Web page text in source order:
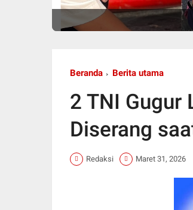
Beranda Berita utama
2 TNI Gugur
Diserang
Redaksi Maret 31, 2026